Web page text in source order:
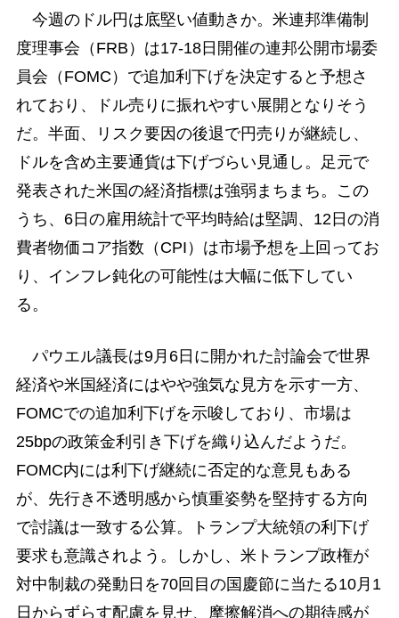
今週のドル円は底堅い値動きか。米連邦準備制
度理事会（FRB）は17-18日開催の連邦公開市場委
員会（FOMC）で追加利下げを決定すると予想さ
れており、ドル売りに振れやすい展開となりそう
だ。半面、リスク要因の後退で円売りが継続し、
ドルを含め主要通貨は下げづらい見通し。足元で
発表された米国の経済指標は強弱まちまち。この
うち、6日の雇用統計で平均時給は堅調、12日の消
費者物価コア指数（CPI）は市場予想を上回ってお
り、インフレ鈍化の可能性は大幅に低下してい
る。
パウエル議長は9月6日に開かれた討論会で世界
経済や米国経済にはやや強気な見方を示す一方、
FOMCでの追加利下げを示唆しており、市場は
25bpの政策金利引き下げを織り込んだようだ。
FOMC内には利下げ継続に否定的な意見もある
が、先行き不透明感から慎重姿勢を堅持する方向
で討議は一致する公算。トランプ大統領の利下げ
要求も意識されよう。しかし、米トランプ政権が
対中制裁の発動日を70回目の国慶節に当たる10月1
日からずらす配慮を見せ、摩擦解消への期待感が